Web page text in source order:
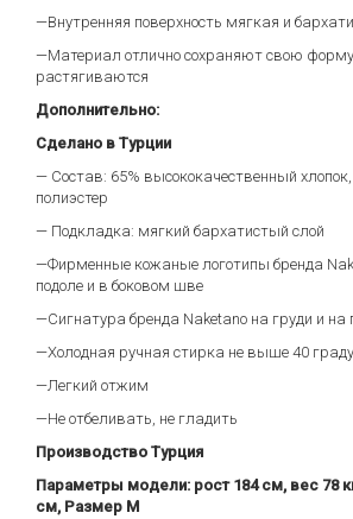
—Внутренняя поверхность мягкая и
—Материал отлично сохраняют свою
растягиваются
Дополнительно:
Сделано в Турции
— Состав: 65% высококачественный
полиэстер
— Подкладка: мягкий бархатистый слой
—Фирменные кожаные логотипы бренда
подоле и в боковом шве
—Сигнатура бренда Naketano на груди и на
—Холодная ручная стирка не выше 40
—Легкий отжим
—Не отбеливать, не гладить
Производство Турция
Параметры модели: рост 184 см, вес 78
см, Размер М